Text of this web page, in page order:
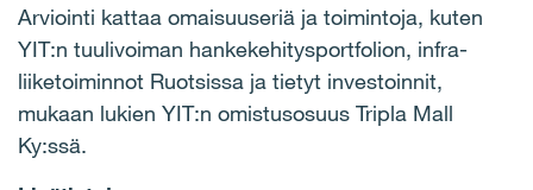
Arviointi kattaa omaisuuseriä ja toimintoja, kuten
YIT:n tuulivoiman hankekehitysportfolion, infra-
liiketoiminnot Ruotsissa ja tietyt investoinnit,
mukaan lukien YIT:n omistusosuus Tripla Mall
Ky:ssä.